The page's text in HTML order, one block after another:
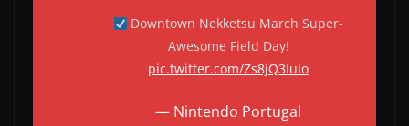
Downtown Nekketsu March Super-
Awesome Field Day!
pic.twitter.com/Zs8jQ3IuIo
— Nintendo Portugal